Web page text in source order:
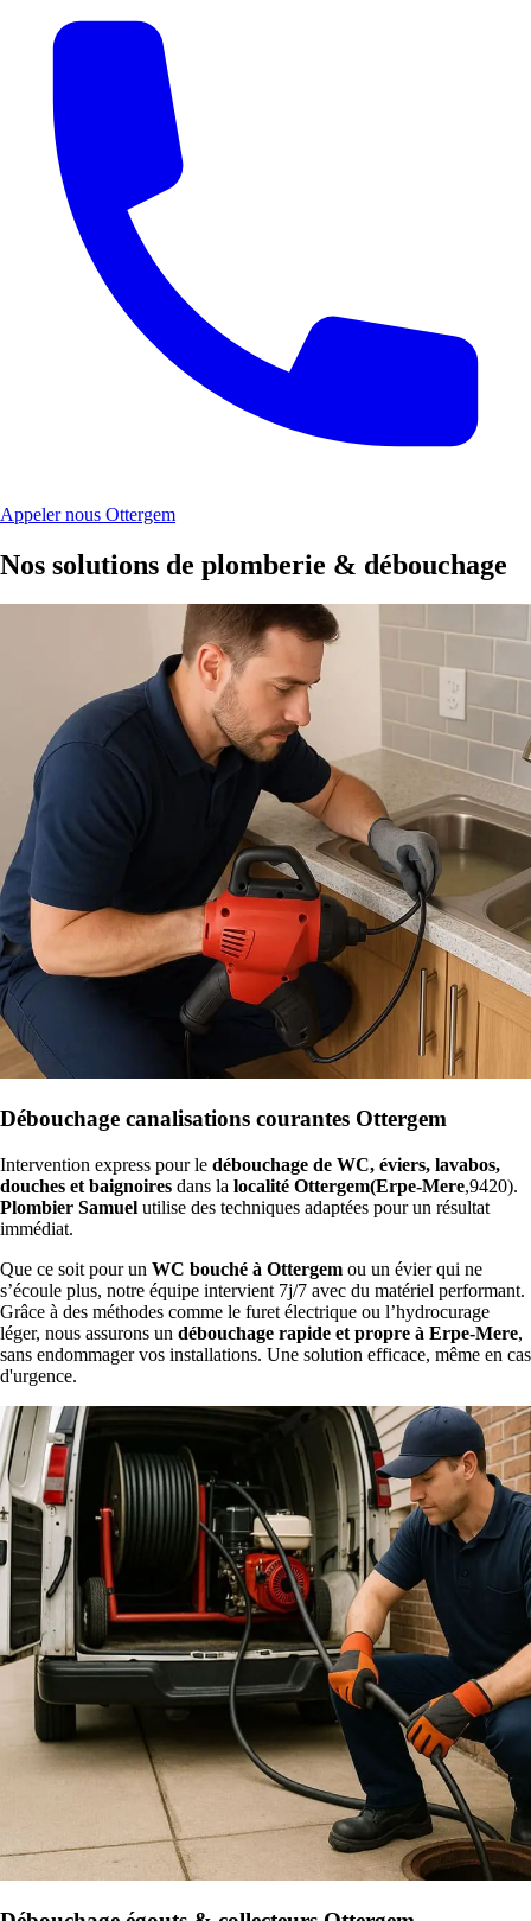
Appeler nous Ottergem
Nos solutions de plomberie & débouchage
Débouchage canalisations courantes Ottergem
Intervention express pour le débouchage de WC, éviers, lavabos,
douches et baignoires dans la localité Ottergem(Erpe-Mere,9420).
Plombier Samuel utilise des techniques adaptées pour un résultat
immédiat.
Que ce soit pour un WC bouché à Ottergem ou un évier qui ne
s’écoule plus, notre équipe intervient 7j/7 avec du matériel performant.
Grâce à des méthodes comme le furet électrique ou l’hydrocurage
léger, nous assurons un débouchage rapide et propre à Erpe-Mere,
sans endommager vos installations. Une solution efficace, même en cas
d'urgence.